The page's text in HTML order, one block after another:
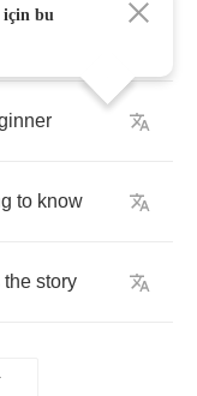
that
to know
the story
için bu